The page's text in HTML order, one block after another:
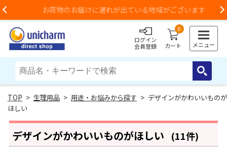
お荷物のお届けに遅れが出ている地域がございます
ログイン
会員登録
0
カート メニュー
> 生理用品 > 用途・お悩みから探す > デザインがかわいいものが
ほしい
デザインがかわいいものがほしい (11件)